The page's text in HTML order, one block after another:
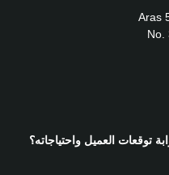
Aras
No.
توقعات العميل واحتياجاته؟